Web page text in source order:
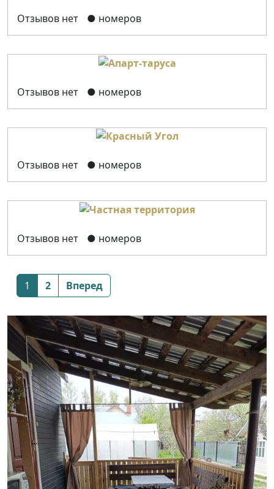
Отзывов нет ● номеров
Отзывов нет ● номеров
Отзывов нет ● номеров
Отзывов нет ● номеров
Posts
navigation
1 2 Вперед